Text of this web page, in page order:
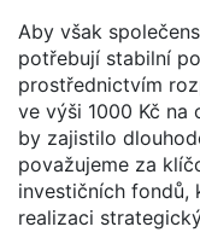
Aby však
potřebují stabilní
prostřednictvím
ve výši 1000 Kč na
by zajistilo
považujeme za
investičních fondů,
realizaci